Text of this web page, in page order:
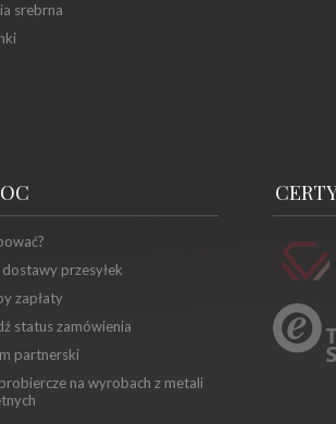
srebrna
przesyłek
zapłaty
status zamówienia
partnerski
na wyrobach z metali